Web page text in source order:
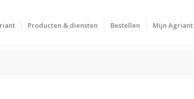
Producten & diensten Bestellen Mijn Agriant